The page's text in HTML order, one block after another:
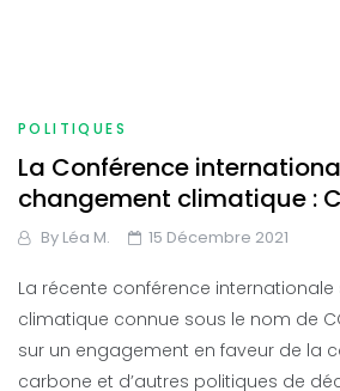
POLITIQUES
La Conférence
changement climatique :
By Léa M. 15 Décembre 2021
La récente conférence
climatique connue sous le nom de
sur un engagement en faveur de la
carbone et d’autres politiques de